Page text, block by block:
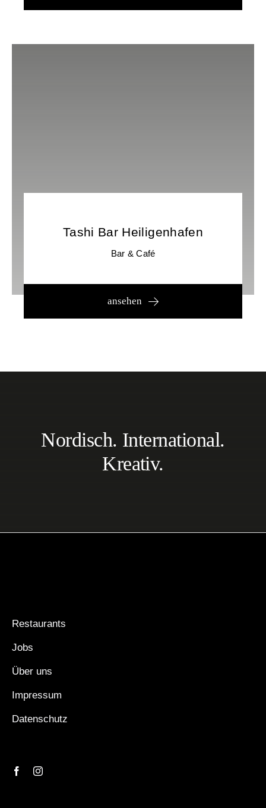
Tashi Bar Heiligenhafen
Bar & Café
ansehen
Nordisch. International.
Kreativ.
Restaurants
Jobs
Über uns
Impressum
Datenschutz